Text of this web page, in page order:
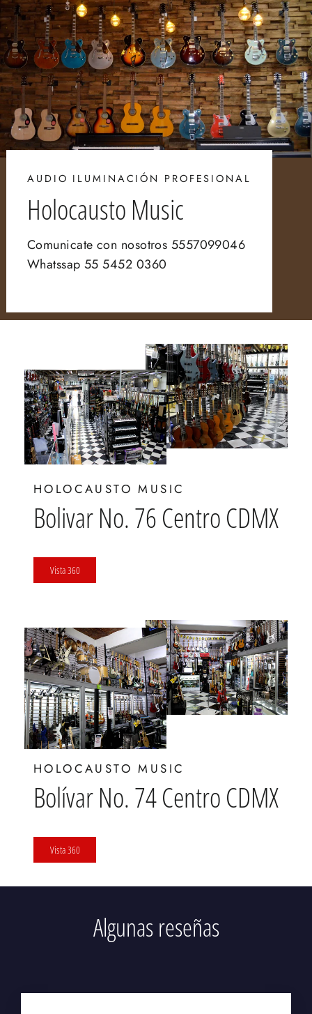
AUDIO ILUMINACIÓN PROFESIONAL
Holocausto Music
Comunicate con nosotros 5557099046
Whatssap 55 5452 0360
HOLOCAUSTO MUSIC
Bolivar No. 76 Centro CDMX
Vista 360
HOLOCAUSTO MUSIC
Bolívar No. 74 Centro CDMX
Vista 360
Algunas reseñas